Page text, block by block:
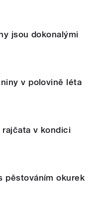
jsou dokonalými
v polovině léta
rajčata v kondici
pěstováním okurek